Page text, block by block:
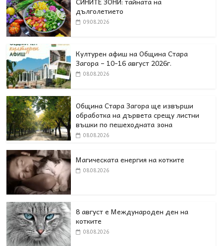
дълголетието
09.08.2026
Културен афиш на Община Стара
Загора – 10-16 август 2026г.
08.08.2026
Община Стара Загора ще извърши
обработка на дървета срещу листни
въшки по пешеходната зона
08.08.2026
Магическата енергия на котките
08.08.2026
8 август е Международен ден на
котките
08.08.2026